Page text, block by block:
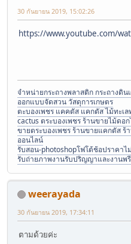
30 กันยายน 2019, 15:02:26
https://www.youtube.com/
จำหน่ายกระถางพลาสติก กระถางดิน
ออกแบบจัดสวน วัสดุการเกษตร
ตะบองเพชร แคคตัส แคกตัส ไม้ทะเ
cactus ตระบองเพชร ร้านขายไม้ดอ
ขายตระบองเพชร ร้านขายแคกตัส
ออนไลน์
รับสอน-photoshopโฟโต้ช้อปราคาไ
รับถ่ายภาพงานรับปริญญาและงานพ
weerayada
30 กันยายน 2019, 17:34:11
ตามด้วยค่ะ